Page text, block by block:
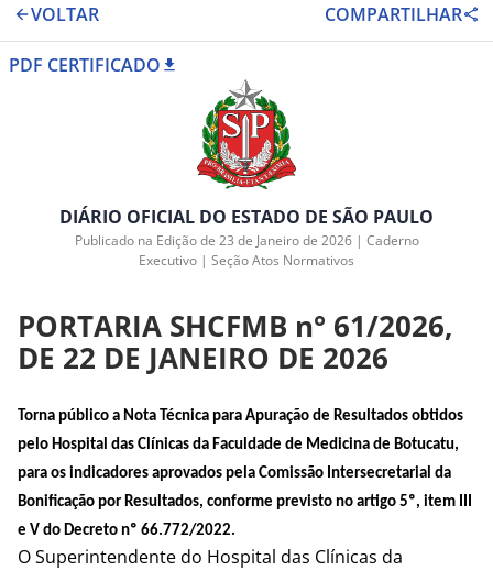
VOLTAR COMPARTILHAR
PDF CERTIFICADO
DIÁRIO OFICIAL DO ESTADO DE SÃO PAULO
Publicado na Edição de 23 de Janeiro de 2026 | Caderno
Executivo | Seção Atos Normativos
PORTARIA SHCFMB n° 61/2026,
DE 22 DE JANEIRO DE 2026
Torna público a Nota Técnica para Apuração de Resultados obtidos
pelo Hospital das Clínicas da Faculdade de Medicina de Botucatu,
para os indicadores aprovados pela Comissão Intersecretarial da
Bonificação por Resultados, conforme previsto no artigo 5º, item III
e V do Decreto nº 66.772/2022.
O Superintendente do Hospital das Clínicas da